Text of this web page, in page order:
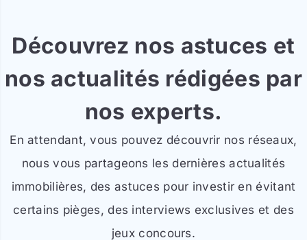
Découvrez nos astuces et
nos actualités rédigées par
nos experts.
En attendant, vous pouvez découvrir nos réseaux,
nous vous partageons les dernières actualités
immobilières, des astuces pour investir en évitant
certains pièges, des interviews exclusives et des
jeux concours.